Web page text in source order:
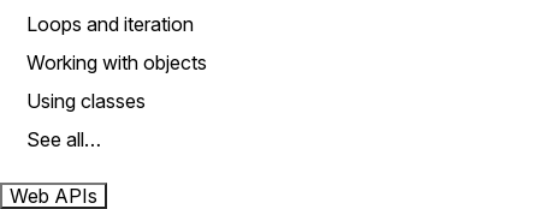
Loops and iteration
Working with objects
Using classes
See all…
Web APIs